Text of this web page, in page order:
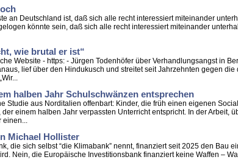
an Deutschland ist, daß sich alle recht interessiert miteinander
könnte sein, daß sich alle recht interessiert miteinander
wie brutal er ist“
Website - https: - Jürgen Todenhöfer über Verhandlungsangst in
lief über den Hindukusch und streitet seit Jahrzehnten gegen
halben Jahr Schulschwänzen entsprechen
Studie aus Norditalien offenbart: Kinder, die früh einen eigenen
einem halben Jahr verpassten Unterricht entspricht. In der Arbeit,
einen...
Michael Hollister
die sich selbst “die Klimabank” nennt, finanziert seit 2025 den Bau
Nein, die Europäische Investitionsbank finanziert keine Waffen –